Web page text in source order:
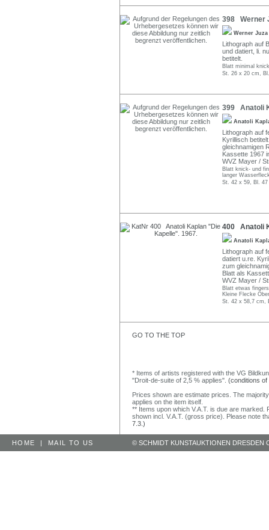
398 Werner
Werner Juza
Lithograph auf
und datiert, li.
betitelt.
Blatt minimal
St. 26 x 20 cm,
399 Anatoli
Anatoli
Lithograph auf
Kyrillisch
gleichnamigen
Kassette 1967
WVZ Mayer /
Blatt knick- und
langer
St. 42 x 59, Bl.
400 Anatoli
Anatoli
Lithograph auf
datiert u.re.
zum
Blatt als
WVZ Mayer /
Blatt etwas
Kleine Flecke
St. 42 x 58,7 cm,
GO TO THE TOP
* Items of artists registered with the VG
"Droit-de-suite of 2,5 % applies". (conditions of
Prices shown are estimate prices. The
applies on the item itself.
** Items upon which V.A.T. is due are
shown incl. V.A.T. (gross price). Please note
7.3.)
HOME | MAIL TO US © SCHMIDT KUNSTAUKTIONEN DRESDEN